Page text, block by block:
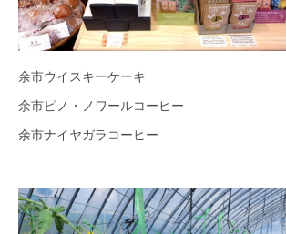
余市ウイスキーケーキ
余市ピノ・ノワールコーヒー
余市ナイヤガラコーヒー